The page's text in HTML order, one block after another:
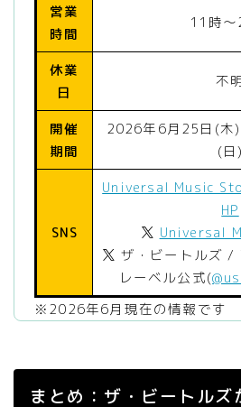
営業
時間
11時〜
休業
日
不明
開催
期間
2026年6月25日(木
(日)
SNS
Universal Music
HP
Universal
ザ・ビートルズ
レーベル公式(
※2026年6月現在の情報です
まとめ：ザ・ビートルズ